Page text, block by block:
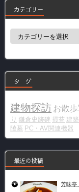
カテゴリー
カ
ー
タ グ
建物探訪 お散
り 鎌倉史跡碑 掃苔 建
陵墓 PC・AV関連機器
最近の投稿
芳味亭